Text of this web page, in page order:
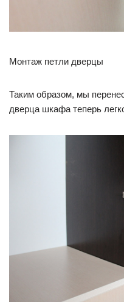
Монтаж петли дверцы
Таким образом, мы
дверца шкафа теперь